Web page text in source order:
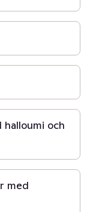
halloumi och
med